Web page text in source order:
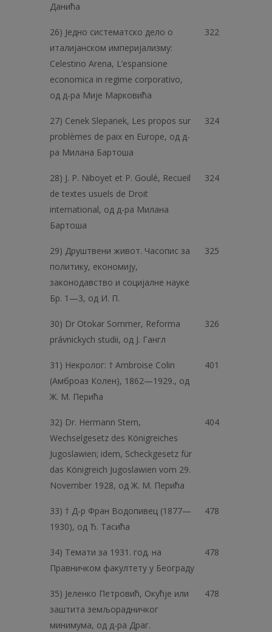
Данића
26) Једно систематско дело о
италијанском империјализму:
Сеlestino Arena, L’espansione
economica in regime corporativo,
од д-ра Мије Марковића
322
27) Cenek Slepanek, Les propos sur
problèmes de paix en Europe, од д-
ра Милана Бартоша
324
28) Ј. Р. Niboyet et P. Goulé, Recueil
de textes usuels de Droit
international, од д-ра Милана
Бартоша
324
29) Друштвени живот. Часопис за
политику, економију,
законодавство и социјалне науке
Бр. 1—3, од И. П.
325
30) Dr Otokar Sommer, Reforma
právnickych studii, од J. Гангл
326
31) Некролог: † Ambroise Colin
(Амброаз Колен), 1862—1929., од
Ж. М. Перића
401
32) Dr. Hermann Stern,
Wechselgesetz des Königreiches
Jugoslawien; idem, Scheckgesetz für
das Königreich Jugoslawien vom 29.
November 1928, од Ж. M. Перића
404
33) † Д-р Фран Водопивец (1877—
1930), од Ђ. Тасића
478
34) Темати за 1931. год. на
Правничком факултету у Београду
478
35) Јеленко Петровић, Окућје или
заштита земљорадничког
минимума, од д-ра Драг.
478